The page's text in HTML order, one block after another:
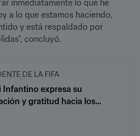
inmediatamente lo que he
a lo que estamos haciendo,
y está respaldado por
concluyó.
DE LA FIFA
Infantino expresa su
y gratitud hacia los